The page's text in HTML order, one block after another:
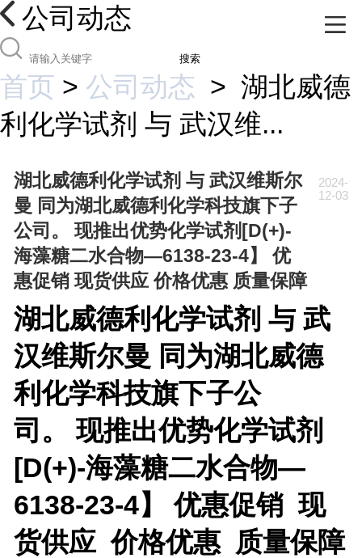
公司动态
搜索
首页 > 公司动态 > 湖北威德
利化学试剂 与 武汉维...
湖北威德利化学试剂 与 武汉维斯尔
曼 同为湖北威德利化学科技旗下子
公司。 现推出优势化学试剂[D(+)-
海藻糖二水合物—6138-23-4】 优
惠促销 现货供应 价格优惠 质量保障
2024-
12-03
湖北威德利化学试剂 与 武
汉维斯尔曼 同为湖北威德
利化学科技旗下子公
司。 现推出优势化学试剂
[D(+)-海藻糖二水合物—
6138-23-4】 优惠促销 现
货供应 价格优惠 质量保障